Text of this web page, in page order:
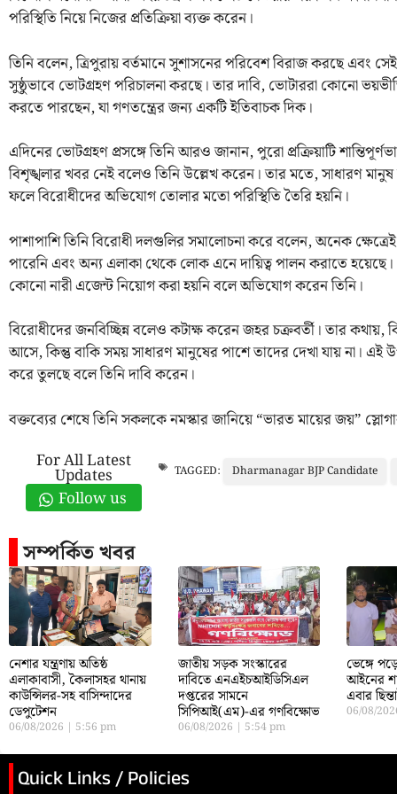
পরিস্থিতি নিয়ে নিজের প্রতিক্রিয়া ব্যক্ত করেন।
তিনি বলেন, ত্রিপুরায় বর্তমানে সুশাসনের পরিবেশ বিরাজ করছে এবং সেই
সুষ্ঠুভাবে ভোটগ্রহণ পরিচালনা করছে। তার দাবি, ভোটাররা কোনো
করতে পারছেন, যা গণতন্ত্রের জন্য একটি ইতিবাচক দিক।
এদিনের ভোটগ্রহণ প্রসঙ্গে তিনি আরও জানান, পুরো প্রক্রিয়াটি
বিশৃঙ্খলার খবর নেই বলেও তিনি উল্লেখ করেন। তার মতে, সাধারণ
ফলে বিরোধীদের অভিযোগ তোলার মতো পরিস্থিতি তৈরি হয়নি।
পাশাপাশি তিনি বিরোধী দলগুলির সমালোচনা করে বলেন, অনেক
পারেনি এবং অন্য এলাকা থেকে লোক এনে দায়িত্ব পালন করাতে
কোনো নারী এজেন্ট নিয়োগ করা হয়নি বলে অভিযোগ করেন তিনি।
বিরোধীদের জনবিচ্ছিন্ন বলেও কটাক্ষ করেন জহর চক্রবর্তী। তার কথায়,
আসে, কিন্তু বাকি সময় সাধারণ মানুষের পাশে তাদের দেখা যায় না। এই
করে তুলছে বলে তিনি দাবি করেন।
বক্তব্যের শেষে তিনি সকলকে নমস্কার জানিয়ে “ভারত মায়ের জয়”
For All Latest
Updates
Follow us
TAGGED: Dharmanagar BJP Candidate
সম্পর্কিত খবর
নেশার যন্ত্রণায় অতিষ্ঠ
এলাকাবাসী, কৈলাসহর থানায়
কাউন্সিলর-সহ বাসিন্দাদের
ডেপুটেশন
06/08/2026 5:56 pm
জাতীয় সড়ক সংস্কারের
দাবিতে এনএইচআইডিসিএল
দপ্তরের সামনে
সিপিআই(এম)-এর গণবিক্ষোভ
06/08/2026 5:54 pm
ভেঙ্গে
আইনের
এবার
06/08/
Quick Links / Policies